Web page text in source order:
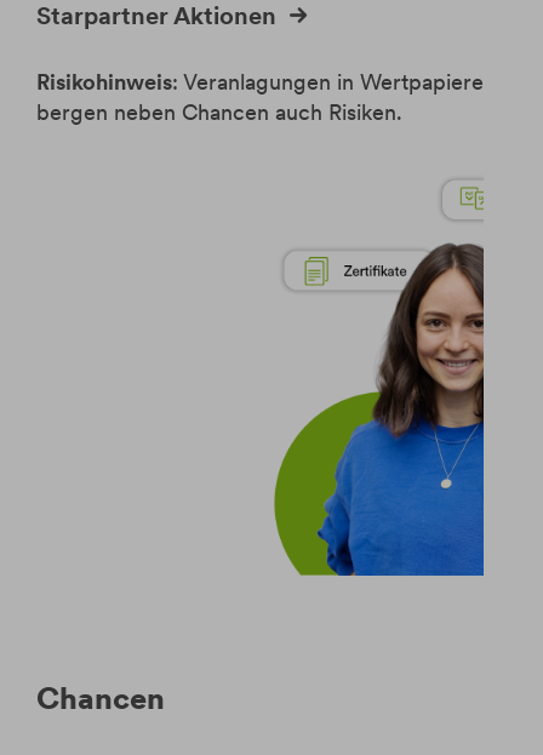
Starpartner Aktionen
Risikohinweis: Veranlagungen in Wertpapiere
bergen neben Chancen auch Risiken.
Chancen